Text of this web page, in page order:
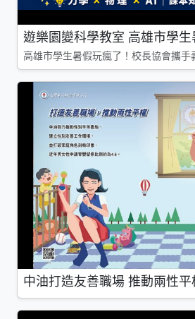
遊樂園變科學教室 高雄市學生
高雄市學生暑假玩瘋了！校長協會攜
中油打造友善職場 推動兩性平